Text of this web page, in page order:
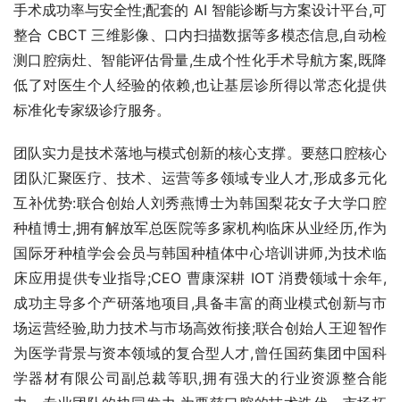
手术成功率与安全性;配套的 AI 智能诊断与方案设计平台,可
整合 CBCT 三维影像、口内扫描数据等多模态信息,自动检
测口腔病灶、智能评估骨量,生成个性化手术导航方案,既降
低了对医生个人经验的依赖,也让基层诊所得以常态化提供
标准化专家级诊疗服务。
团队实力是技术落地与模式创新的核心支撑。要慈口腔核心
团队汇聚医疗、技术、运营等多领域专业人才,形成多元化
互补优势:联合创始人刘秀燕博士为韩国梨花女子大学口腔
种植博士,拥有解放军总医院等多家机构临床从业经历,作为
国际牙种植学会会员与韩国种植体中心培训讲师,为技术临
床应用提供专业指导;CEO 曹康深耕 IOT 消费领域十余年,
成功主导多个产研落地项目,具备丰富的商业模式创新与市
场运营经验,助力技术与市场高效衔接;联合创始人王迎智作
为医学背景与资本领域的复合型人才,曾任国药集团中国科
学器材有限公司副总裁等职,拥有强大的行业资源整合能